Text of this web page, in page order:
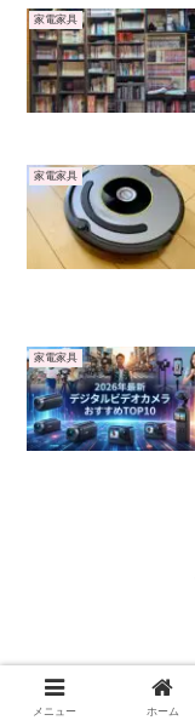
家電家具
家電家具
家電家具
メニュー ホーム